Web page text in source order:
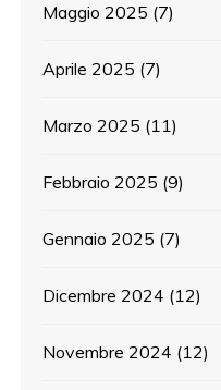
Maggio 2025 (7)
Aprile 2025 (7)
Marzo 2025 (11)
Febbraio 2025 (9)
Gennaio 2025 (7)
Dicembre 2024 (12)
Novembre 2024 (12)